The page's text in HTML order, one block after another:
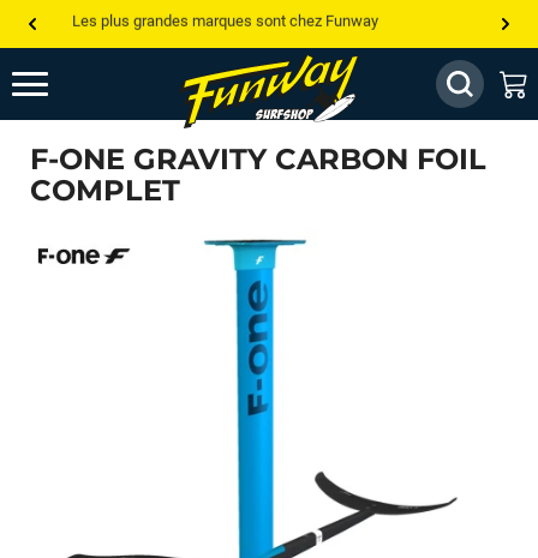
Les plus grandes marques sont chez Funway
Jusqu’à -75% de remise sur le windsurf, wingfoil, etc...
💰 Meilleur prix garanti — Moins cher ailleurs ? On s’aligne !
Besoin de conseils de pro ? Appelle nous !
F-ONE GRAVITY CARBON FOIL
COMPLET